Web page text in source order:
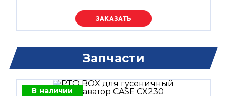
Уточняйте цену
Запчасти
В наличии